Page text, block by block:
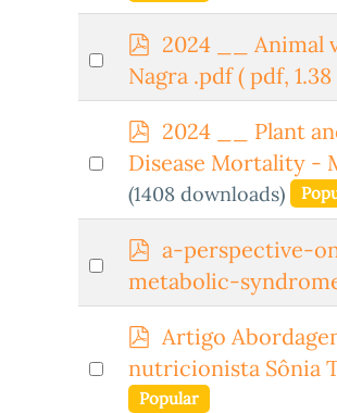
item
Select
item
p
d
f
2024 __ Animal
Nagra .pdf ( pdf,
Select
item
p
d
f
2024 __ Plant
Disease Mortality -
(1408 downloads)
Select
item
p
d
f
a-perspective-
metabolic-
Select
p
d
f
Artigo
nutricionista Sônia
Popular